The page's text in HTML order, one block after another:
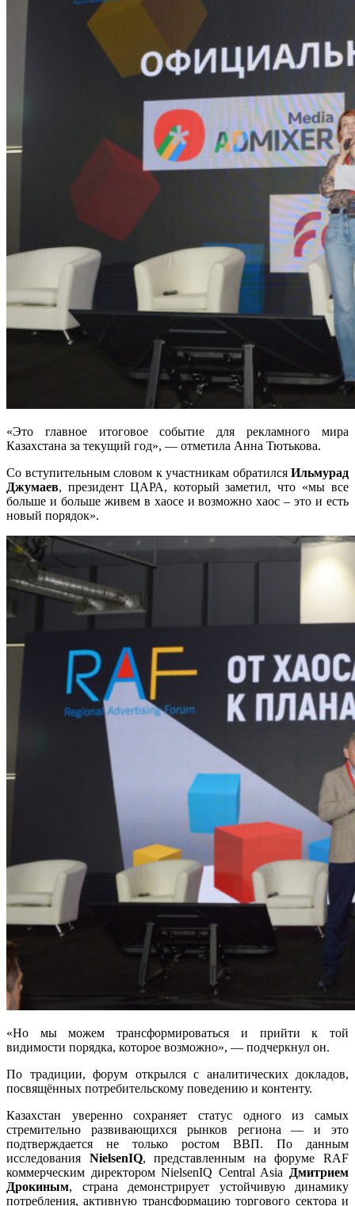
«Это главное итоговое событие для рекламного мира
Казахстана за текущий год», — отметила Анна Тютькова.
Со вступительным словом к участникам обратился Ильмурад
Джумаев, президент ЦАРА, который заметил, что «мы все
больше и больше живем в хаосе и возможно хаос – это и есть
новый порядок».
«Но мы можем трансформироваться и прийти к той
видимости порядка, которое возможно», — подчеркнул он.
По традиции, форум открылся с аналитических докладов,
посвящённых потребительскому поведению и контенту.
Казахстан уверенно сохраняет статус одного из самых
стремительно развивающихся рынков региона — и это
подтверждается не только ростом ВВП. По данным
исследования NielsenIQ, представленным на форуме RAF
коммерческим директором NielsenIQ Central Asia
Дмитрием
Дрокиным, страна демонстрирует устойчивую динамику
потребления, активную трансформацию торгового сектора и